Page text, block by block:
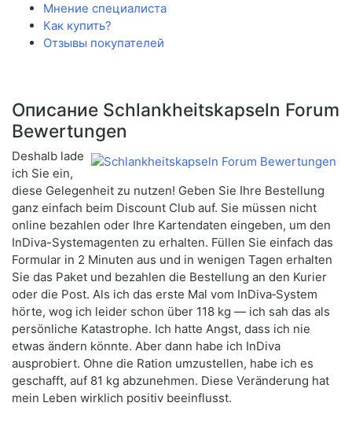
Мнение специалиста
Как купить?
Отзывы покупателей
Описание Schlankheitskapseln Forum
Bewertungen
Deshalb lade
ich Sie ein,
diese Gelegenheit zu nutzen! Geben Sie Ihre Bestellung
ganz einfach beim Discount Club auf. Sie müssen nicht
online bezahlen oder Ihre Kartendaten eingeben, um den
InDiva-Systemagenten zu erhalten. Füllen Sie einfach das
Formular in 2 Minuten aus und in wenigen Tagen erhalten
Sie das Paket und bezahlen die Bestellung an den Kurier
oder die Post. Als ich das erste Mal vom InDiva‑System
hörte, wog ich leider schon über 118 kg — ich sah das als
persönliche Katastrophe. Ich hatte Angst, dass ich nie
etwas ändern könnte. Aber dann habe ich InDiva
ausprobiert. Ohne die Ration umzustellen, habe ich es
geschafft, auf 81 kg abzunehmen. Diese Veränderung hat
mein Leben wirklich positiv beeinflusst.